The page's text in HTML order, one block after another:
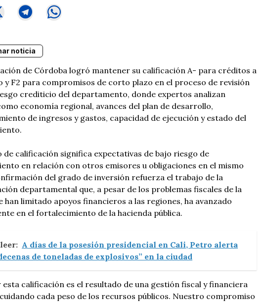
noticia
de Córdoba logró mantener su calificación A- para créditos a
y F2 para compromisos de corto plazo en el proceso de revisión
crediticio del departamento, donde expertos analizan
economía regional, avances del plan de desarrollo,
de ingresos y gastos, capacidad de ejecución y estado del
de calificación significa expectativas de bajo riesgo de
en relación con otros emisores u obligaciones en el mismo
del grado de inversión refuerza el trabajo de la
departamental que, a pesar de los problemas fiscales de la
han limitado apoyos financieros a las regiones, ha avanzado
en el fortalecimiento de la hacienda pública.
A días de la posesión presidencial en Cali, Petro alerta
de toneladas de explosivos” en la ciudad
esta calificación es el resultado de una gestión fiscal y financiera
cada peso de los recursos públicos. Nuestro compromiso